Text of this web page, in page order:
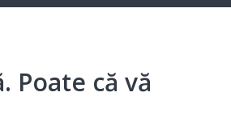
Poate că vă